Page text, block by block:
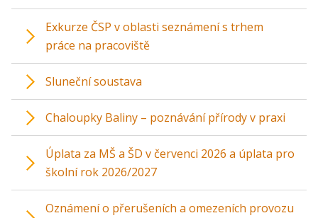
Exkurze ČSP v oblasti seznámení s trhem
práce na pracoviště
Sluneční soustava
Chaloupky Baliny – poznávání přírody v praxi
Úplata za MŠ a ŠD v červenci 2026 a úplata pro
školní rok 2026/2027
Oznámení o přerušeních a omezeních provozu